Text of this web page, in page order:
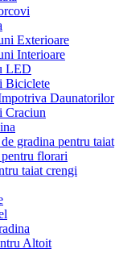
Exterioare
Interioare
LED
Biciclete
Daunatorilor
Craciun
gradina pentru taiat
florari
taiat crengi
Altoit